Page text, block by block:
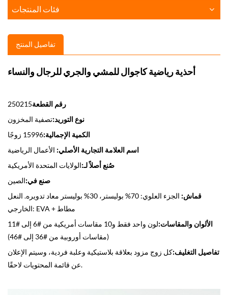
فئات المنتجات
تفاصيل المنتج
أحذية رياضية كاجوال للمشي والجري للرجال والنساء
رقم القطعة250215
نوع التوريد:تصفية المخزون
الكمية الإجمالية:15996 زوجًا
اسم العلامة التجارية الأصلي: الأعمال الرياضية
صُنع أصلاً لـ:الولايات المتحدة الأمريكية
صنع في:الصين
قماش:
الجزء العلوي: 70% بوليستر، 30% بوليستر معاد تدويره. النعل
الخارجي: EVA + مطاط
الألوان والمقاسات:
لون واحد فقط و10 مقاسات أمريكية من #6 إلى #11
(مقاسات أوروبية من #36 إلى #46)
تفاصيل التغليف:كل زوج مزود بعلاقة بلاستيكية وعلبة فردية، وسيتم الإعلان
عن قائمة المحتويات لاحقًا.